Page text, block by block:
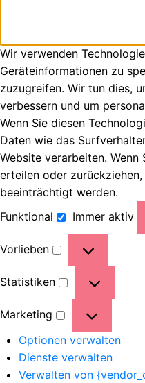
Wir verwenden
Geräteinformationen zu
zuzugreifen. Wir tun dies,
verbessern und um
Wenn Sie diesen
Daten wie das
Website verarbeiten. Wenn
erteilen oder
beeinträchtigt werden.
Funktional
Immer aktiv
Vorlieben
Statistiken
Marketing
Optionen verwalten
Dienste verwalten
Verwalten von